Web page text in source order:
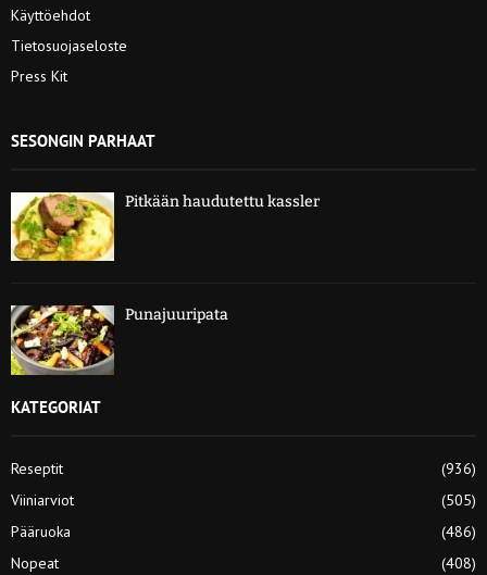
Käyttöehdot
Tietosuojaseloste
Press Kit
SESONGIN PARHAAT
Pitkään haudutettu kassler
Punajuuripata
KATEGORIAT
Reseptit
(936)
Viiniarviot
(505)
Pääruoka
(486)
Nopeat
(408)